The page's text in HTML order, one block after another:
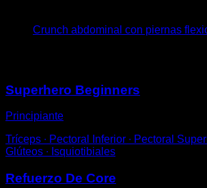
Crunch abdominal con piernas
Superhero Beginners
Principiante
Tríceps ∙ Pectoral Inferior ∙ Pectoral
Glúteos ∙ Isquiotibiales
Refuerzo De Core